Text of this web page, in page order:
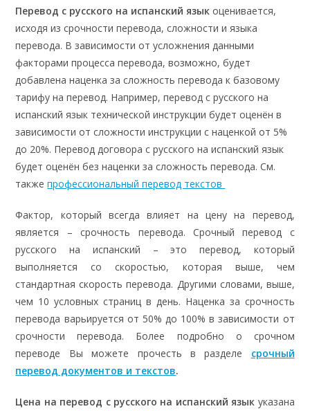
Перевод с русского на испанский язык оценивается,
исходя из срочности перевода, сложности и языка
перевода. В зависимости от усложнения данными
факторами процесса перевода, возможно, будет
добавлена наценка за сложность перевода к базовому
тарифу на перевод. Например, перевод с русского на
испанский язык технической инструкции будет оценён в
зависимости от сложности инструкции с наценкой от 5%
до 20%. Перевод договора с русского на испанский язык
будет оценён без наценки за сложность перевода. См.
такжепрофессиональный перевод текстов
Фактор, который всегда влияет на цену на перевод,
является – срочность перевода. Срочный перевод с
русского на испанский – это перевод, который
выполняется со скоростью, которая выше, чем
стандартная скорость перевода. Другими словами, выше,
чем 10 условных страниц в день. Наценка за срочность
перевода варьируется от 50% до 100% в зависимости от
срочности перевода. Более подробно о срочном
переводе Вы можете прочесть в разделе срочный
перевод документов и текстов.
Цена на перевод с русского на испанский язык указана